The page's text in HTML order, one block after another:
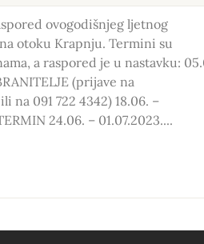
ovogodišnjeg ljetnog
otoku Krapnju. Termini su
a raspored je u nastavku:
(prijave na
na 091 722 4342) 18.06. –
24.06. – 01.07.2023....